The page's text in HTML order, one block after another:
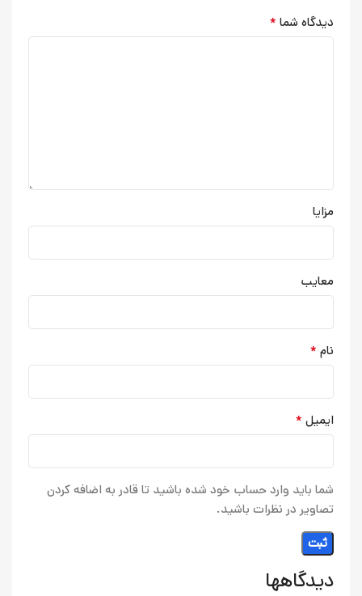
دیدگاهها
دیدگاه شما *
مزایا
معایب
نام *
ایمیل *
شما باید وارد حساب خود شده باشید تا قادر به اضافه کردن
تصاویر در نظرات باشید.